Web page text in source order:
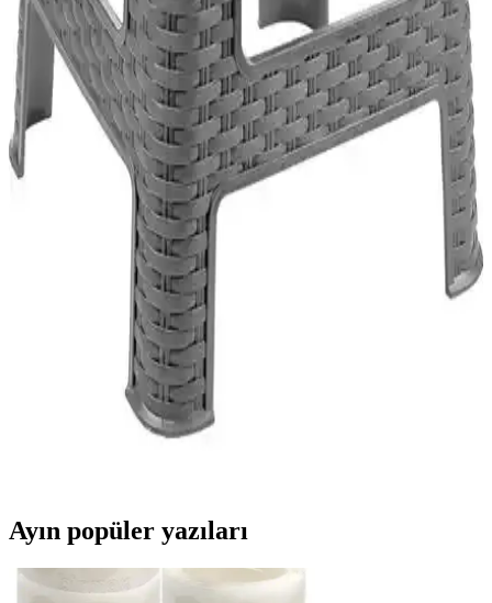
Ledim 220V Dış Mekan Uyumlu Hortum Şerit
LED: Dayanıklı ve Güçlü Açık Hava Aydınlatma
Çözümü
Ledim 220V dış mekan hortum LED, suya ve toza dayanıklı
yapısıyla geniş alanların aydınlatılmasında ideal, kolay kurulumu ve
yüksek performansıyla dikkat çeker.
Metal Tabure Modelleri Karşılaştırması:
Dayanıklılık ve Tasarım Açısından Değerlendirme
İki metal tabure modelinin özellikleri, dayanıklılığı ve kullanıcı
deneyimleri detaylı karşılaştırmasıyla, ihtiyaçlarınıza en uygun
seçeneği belirleyin.
Tuffexx Tuffex Rattan Büyük Tabure: Dayanıklı,
Estetik ve Çok Yönlü Oturma Çözümü
Tuffexx Tuffex Rattan Büyük Tabure, dayanıklı ve hafif yapısıyla iç
ve dış mekanlarda şık, güvenli ve pratik oturma imkanı sunar.
Ayın popüler yazıları